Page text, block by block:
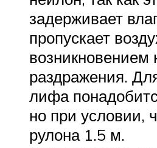
задерживает
пропускает
возникновением
раздражения.
лифа
но при условии,
рулона 1.5 м.